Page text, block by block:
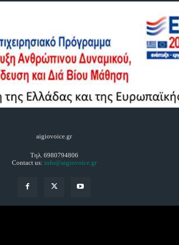
aigiovoice.gr
Τηλ. 6980794806
Contact us: info@aigiovoice.gr